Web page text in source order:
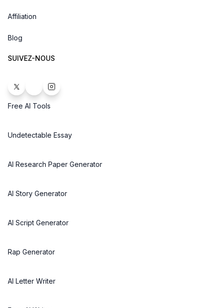
Affiliation
Blog
SUIVEZ-NOUS
Free AI Tools
Undetectable Essay
AI Research Paper Generator
AI Story Generator
AI Script Generator
Rap Generator
AI Letter Writer